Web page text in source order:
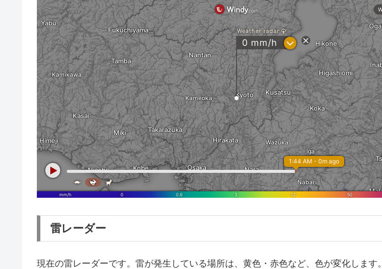
雷レーダー
現在の雷レーダーです。雷が発生している場所は、黄色・赤色など、色が変化します。